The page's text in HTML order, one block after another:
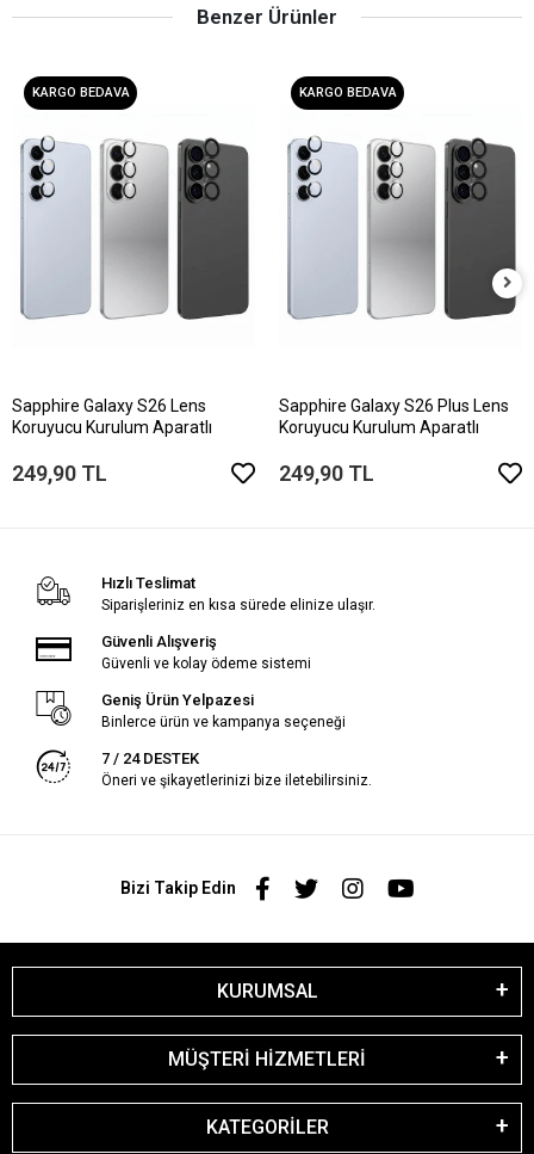
Benzer Ürünler
KARGO BEDAVA
Sapphire Galaxy S26 Lens
Koruyucu Kurulum Aparatlı
249,90 TL
KARGO BEDAVA
Sapphire Galaxy S26 Plus Lens
Koruyucu Kurulum Aparatlı
249,90 TL
Hızlı Teslimat
Siparişleriniz en kısa sürede elinize ulaşır.
Güvenli Alışveriş
Güvenli ve kolay ödeme sistemi
Geniş Ürün Yelpazesi
Binlerce ürün ve kampanya seçeneği
7 / 24 DESTEK
Öneri ve şikayetlerinizi bize iletebilirsiniz.
Bizi Takip Edin
KURUMSAL
MÜŞTERİ HİZMETLERİ
KATEGORİLER